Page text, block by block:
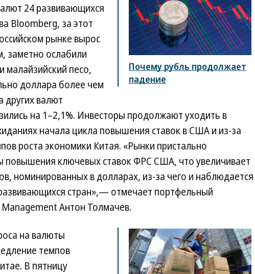
Почему рубль продолжает
падение
24 развивающихся
Bloomberg, за этот
рынке вырос
заметно ослабили
малайзийский песо,
доллара более чем
других валют
на 1–2,1%. Инвесторы продолжают уходить в
начала цикла повышения ставок в США и из-за
роста экономики Китая. «Рынки пристально
повышения ключевых ставок ФРС США, что увеличивает
номинированных в долларах, из-за чего и наблюдается
стран»,— отмечает портфельный
Антон Толмачев.
на валюты
темпов
В пятницу